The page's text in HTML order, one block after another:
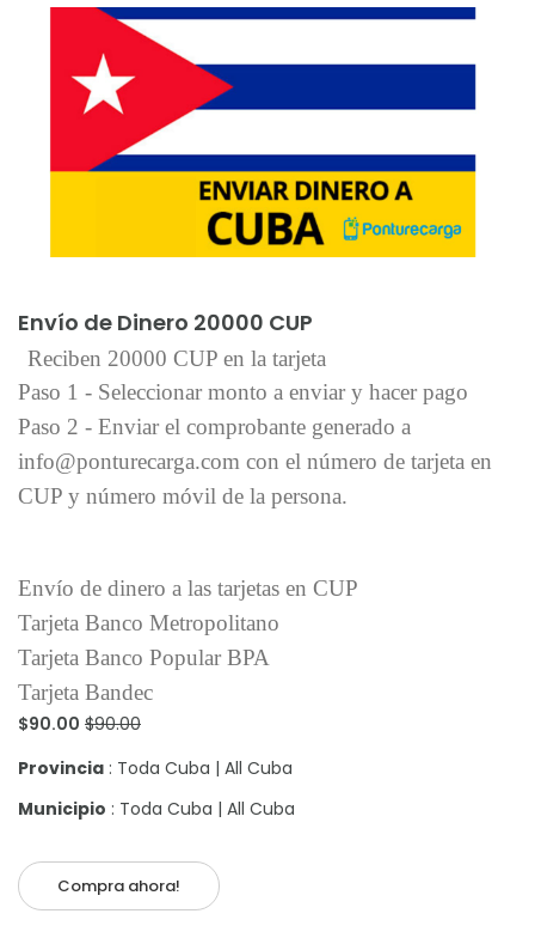
Envío de Dinero 20000 CUP
Reciben 20000 CUP en la tarjeta
Paso 1 - Seleccionar monto a enviar y hacer pago
Paso 2 - Enviar el comprobante generado a
info@ponturecarga.com con el número de tarjeta en
CUP y número móvil de la persona.
Envío de dinero a las tarjetas en CUP
Tarjeta Banco Metropolitano
Tarjeta Banco Popular BPA
Tarjeta Bandec
$90.00 $90.00
Provincia : Toda Cuba | All Cuba
Municipio : Toda Cuba | All Cuba
Compra ahora!